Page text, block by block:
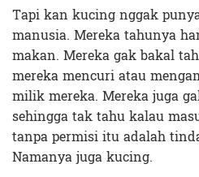
Tapi kan kucing nggak
manusia. Mereka tahunya
makan. Mereka gak bakal
mereka mencuri atau
milik mereka. Mereka juga
sehingga tak tahu kalau
tanpa permisi itu adalah
Namanya juga kucing.